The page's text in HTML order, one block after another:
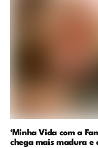
‘Minha Vida com a
chega mais madura e